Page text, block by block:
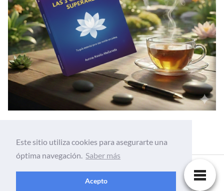
Este sitio utiliza cookies para asegurarte una
óptima navegación. Saber más
Acepto